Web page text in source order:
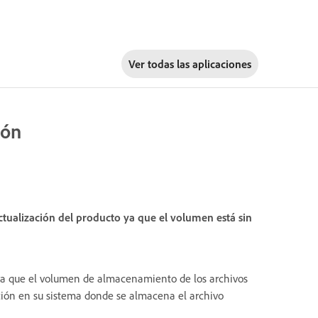
Ver todas las aplicaciones
del producto ya que el volumen está sin
que el volumen de almacenamiento de los archivos
en su sistema donde se almacena el archivo